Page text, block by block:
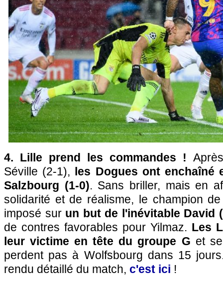
4. Lille prend les commandes !
Séville (2-1), les Dogues ont enchaîné
Salzbourg (1-0). Sans briller, mais en
solidarité et de réalisme, le champion
imposé surun but de l'inévitable David
de contres favorables pour Yilmaz. Les
leur victime en tête du groupe G et
perdent pas à Wolfsbourg dans 15
rendu détaillé du match, c'est ici !